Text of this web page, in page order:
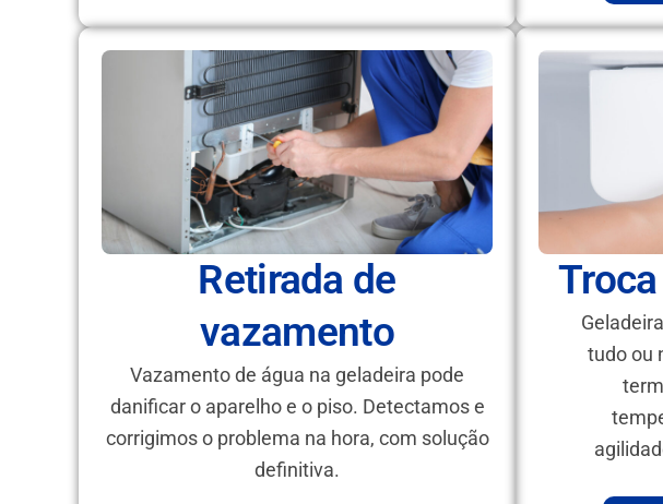
Retirada de
vazamento
Vazamento de água na geladeira pode
danificar o aparelho e o piso. Detectamos e
corrigimos o problema na hora, com solução
definitiva.
tudo ou